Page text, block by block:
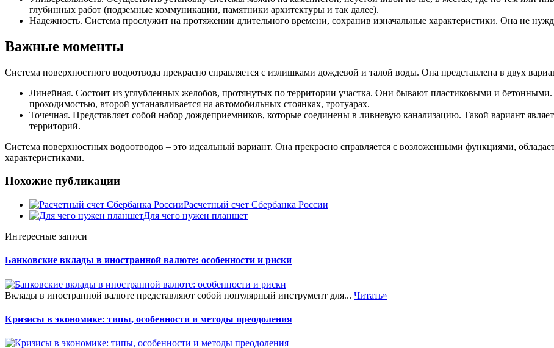
глубинных работ (подземные коммуникации, памятники архитектуры и так далее).
Надежность. Система прослужит на протяжении длительного времени, сохранив изначальные характеристики. Она не
Важные моменты
Система поверхностного водоотвода прекрасно справляется с излишками дождевой и талой воды. Она представлена в двух
Линейная. Состоит из углубленных желобов, протянутых по территории участка. Они бывают пластиковыми и
проходимостью, второй устанавливается на автомобильных стоянках, тротуарах.
Точечная. Представляет собой набор дождеприемников, которые соединены в ливневую канализацию. Такой вариант
территорий.
Система поверхностных водоотводов – это идеальный вариант. Она прекрасно справляется с возложенными функциями,
характеристиками.
Похожие публикации
Расчетный счет Сбербанка России
Для чего нужен планшет
Интересные записи
Банковские вклады в иностранной валюте: особенности и риски
Вклады в иностранной валюте представляют собой популярный инструмент для... Читать»
Кризисы в экономике: типы, особенности и методы преодоления